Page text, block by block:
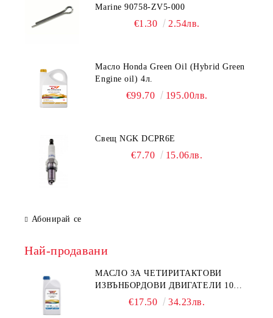
Marine 90758-ZV5-000
€1.30 2.54лв.
Масло Honda Green Oil (Hybrid Green
Engine oil) 4л.
€99.70 195.00лв.
Свещ NGK DCPR6E
€7.70 15.06лв.
Абонирай се
Най-продавани
МАСЛО ЗА ЧЕТИРИТАКТОВИ
ИЗВЪНБОРДОВИ ДВИГАТЕЛИ 10W-
30 HONDA MARINE 08221-999-
€17.50 34.23лв.